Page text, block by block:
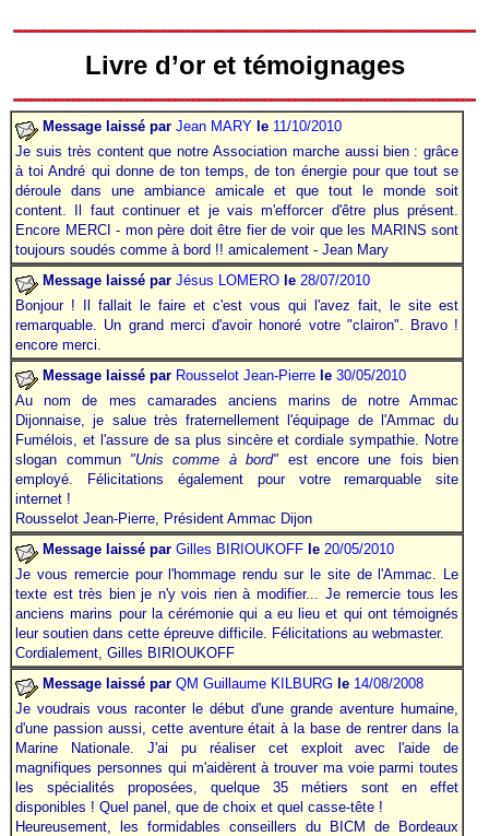
Livre d’or et témoignages
Message laissé par Jean MARY le 11/10/2010
Je suis très content que notre Association marche aussi bien : grâce
à toi André qui donne de ton temps, de ton énergie pour que tout se
déroule dans une ambiance amicale et que tout le monde soit
content. Il faut continuer et je vais m'efforcer d'être plus présent.
Encore MERCI - mon père doit être fier de voir que les MARINS sont
toujours soudés comme à bord !! amicalement - Jean Mary
Message laissé par Jésus LOMERO le 28/07/2010
Bonjour ! Il fallait le faire et c'est vous qui l'avez fait, le site est
remarquable. Un grand merci d'avoir honoré votre "clairon". Bravo !
encore merci.
Message laissé par Rousselot Jean-Pierre le 30/05/2010
Au nom de mes camarades anciens marins de notre Ammac
Dijonnaise, je salue très fraternellement l'équipage de l'Ammac du
Fumélois, et l'assure de sa plus sincère et cordiale sympathie. Notre
slogan commun "Unis comme à bord" est encore une fois bien
employé. Félicitations également pour votre remarquable site
internet !
Rousselot Jean-Pierre, Président Ammac Dijon
Message laissé par Gilles BIRIOUKOFF le 20/05/2010
Je vous remercie pour l'hommage rendu sur le site de l'Ammac. Le
texte est très bien je n'y vois rien à modifier... Je remercie tous les
anciens marins pour la cérémonie qui a eu lieu et qui ont témoignés
leur soutien dans cette épreuve difficile. Félicitations au webmaster.
Cordialement, Gilles BIRIOUKOFF
Message laissé par QM Guillaume KILBURG le 14/08/2008
Je voudrais vous raconter le début d'une grande aventure humaine,
d'une passion aussi, cette aventure était à la base de rentrer dans la
Marine Nationale. J'ai pu réaliser cet exploit avec l'aide de
magnifiques personnes qui m'aidèrent à trouver ma voie parmi toutes
les spécialités proposées, quelque 35 métiers sont en effet
disponibles ! Quel panel, que de choix et quel casse-tête !
Heureusement, les formidables conseillers du BICM de Bordeaux